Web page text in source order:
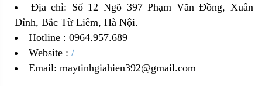
Địa chỉ: Số 12 Ngõ 397 Phạm Văn Đồng, Xuân
Đỉnh, Bắc Từ Liêm, Hà Nội.
Hotline : 0964.957.689
Website : /
Email: maytinhgiahien392@gmail.com